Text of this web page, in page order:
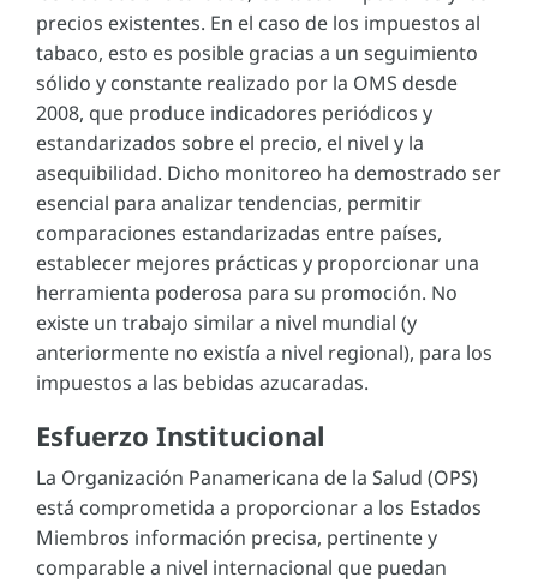
precios existentes. En el caso de los impuestos al
tabaco, esto es posible gracias a un seguimiento
sólido y constante realizado por la OMS desde
2008, que produce indicadores periódicos y
estandarizados sobre el precio, el nivel y la
asequibilidad. Dicho monitoreo ha demostrado ser
esencial para analizar tendencias, permitir
comparaciones estandarizadas entre países,
establecer mejores prácticas y proporcionar una
herramienta poderosa para su promoción. No
existe un trabajo similar a nivel mundial (y
anteriormente no existía a nivel regional), para los
impuestos a las bebidas azucaradas.
Esfuerzo Institucional
La Organización Panamericana de la Salud (OPS)
está comprometida a proporcionar a los Estados
Miembros información precisa, pertinente y
comparable a nivel internacional que puedan